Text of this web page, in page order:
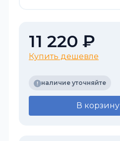
11 220 ₽
Купить дешевле
наличие уточняйте
В корзину